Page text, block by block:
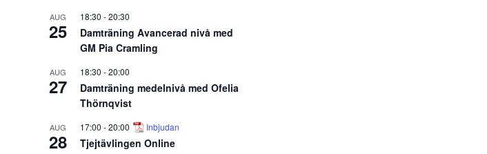
AUG
25
18:30 -20:30
Damträning Avancerad nivå med
GM Pia Cramling
AUG
27
18:30 -20:00
Damträning medelnivå med Ofelia
Thörnqvist
AUG
28
17:00 -20:00 Inbjudan
Tjejtävlingen Online